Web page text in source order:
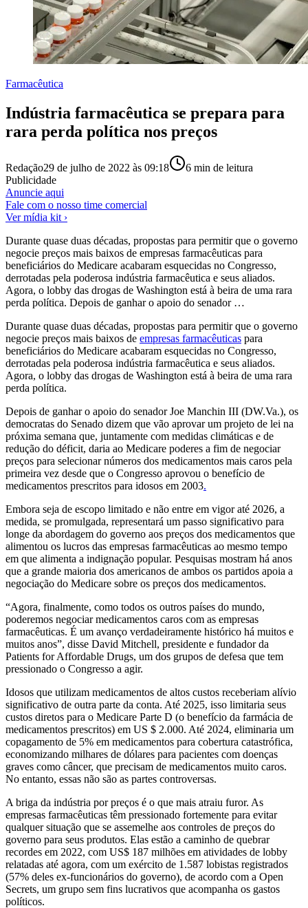
Farmacêutica
Indústria farmacêutica se prepara para
rara perda política nos preços
Redação29 de julho de 2022 às 09:18 6 min de leitura
Publicidade
Anuncie aqui
Fale com o nosso time comercial
Ver mídia kit ›
Durante quase duas décadas, propostas para permitir que o governo
negocie preços mais baixos de empresas farmacêuticas para
beneficiários do Medicare acabaram esquecidas no Congresso,
derrotadas pela poderosa indústria farmacêutica e seus aliados.
Agora, o lobby das drogas de Washington está à beira de uma rara
perda política. Depois de ganhar o apoio do senador …
Durante quase duas décadas, propostas para permitir que o governo
negocie preços mais baixos de empresas farmacêuticas para
beneficiários do Medicare acabaram esquecidas no Congresso,
derrotadas pela poderosa indústria farmacêutica e seus aliados.
Agora, o lobby das drogas de Washington está à beira de uma rara
perda política.
Depois de ganhar o apoio do senador Joe Manchin III (DW.Va.), os
democratas do Senado dizem que vão aprovar um projeto de lei na
próxima semana que, juntamente com medidas climáticas e de
redução do déficit, daria ao Medicare poderes a fim de negociar
preços para selecionar números dos medicamentos mais caros pela
primeira vez desde que o Congresso aprovou o benefício de
medicamentos prescritos para idosos em 2003.
Embora seja de escopo limitado e não entre em vigor até 2026, a
medida, se promulgada, representará um passo significativo para
longe da abordagem do governo aos preços dos medicamentos que
alimentou os lucros das empresas farmacêuticas ao mesmo tempo
em que alimenta a indignação popular. Pesquisas mostram há anos
que a grande maioria dos americanos de ambos os partidos apoia a
negociação do Medicare sobre os preços dos medicamentos.
“Agora, finalmente, como todos os outros países do mundo,
poderemos negociar medicamentos caros com as empresas
farmacêuticas. É um avanço verdadeiramente histórico há muitos e
muitos anos”, disse David Mitchell, presidente e fundador da
Patients for Affordable Drugs, um dos grupos de defesa que tem
pressionado o Congresso a agir.
Idosos que utilizam medicamentos de altos custos receberiam alívio
significativo de outra parte da conta. Até 2025, isso limitaria seus
custos diretos para o Medicare Parte D (o benefício da farmácia de
medicamentos prescritos) em US $ 2.000. Até 2024, eliminaria um
copagamento de 5% em medicamentos para cobertura catastrófica,
economizando milhares de dólares para pacientes com doenças
graves como câncer, que precisam de medicamentos muito caros.
No entanto, essas não são as partes controversas.
A briga da indústria por preços é o que mais atraiu furor. As
empresas farmacêuticas têm pressionado fortemente para evitar
qualquer situação que se assemelhe aos controles de preços do
governo para seus produtos. Elas estão a caminho de quebrar
recordes em 2022, com US$ 187 milhões em atividades de lobby
relatadas até agora, com um exército de 1.587 lobistas registrados
(57% deles ex-funcionários do governo), de acordo com a Open
Secrets, um grupo sem fins lucrativos que acompanha os gastos
políticos.